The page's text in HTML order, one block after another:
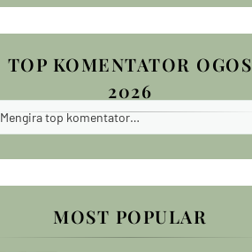
TOP KOMENTATOR OGOS
2026
Mengira top komentator…
MOST POPULAR